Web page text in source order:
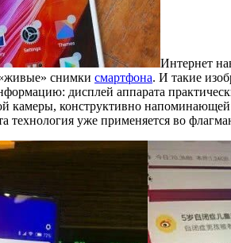
Интернет
снимки смартфона. И такие
дисплей аппарата
камеры, конструктивно
технология уже применяется во